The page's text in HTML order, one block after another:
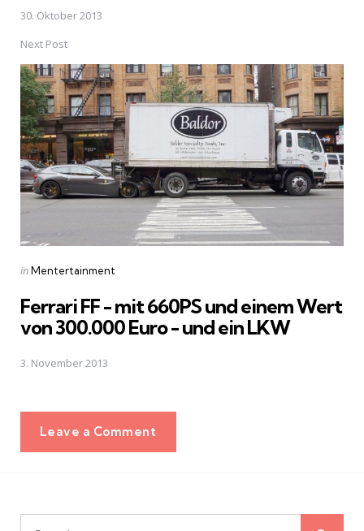
30. Oktober 2013
Next Post
Posted
inMentertainment
Ferrari FF - mit 660PS und einem Wert
von 300.000 Euro - und ein LKW
3. November 2013
Leave a Comment